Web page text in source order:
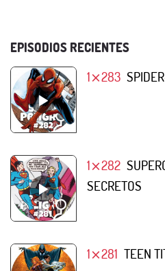
EPISODIOS RECIENTES
1⨯283
1⨯282
SECRETOS
1⨯281 TEEN